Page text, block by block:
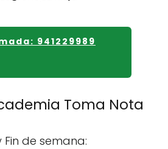
941229989
Toma Nota
Fin de semana: